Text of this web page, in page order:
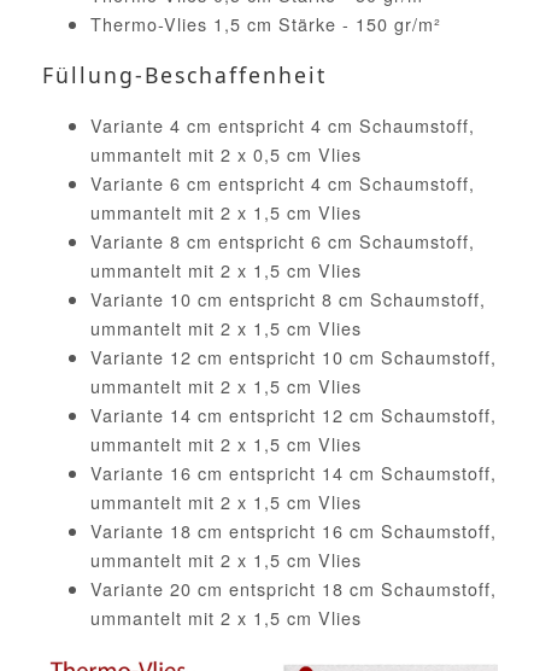
Thermo-Vlies 1,5 cm Stärke - 150 gr/m²
Füllung-Beschaffenheit
Variante 4 cm entspricht 4 cm Schaumstoff,
ummantelt mit 2 x 0,5 cm Vlies
Variante 6 cm entspricht 4 cm Schaumstoff,
ummantelt mit 2 x 1,5 cm Vlies
Variante 8 cm entspricht 6 cm Schaumstoff,
ummantelt mit 2 x 1,5 cm Vlies
Variante 10 cm entspricht 8 cm Schaumstoff,
ummantelt mit 2 x 1,5 cm Vlies
Variante 12 cm entspricht 10 cm Schaumstoff,
ummantelt mit 2 x 1,5 cm Vlies
Variante 14 cm entspricht 12 cm Schaumstoff,
ummantelt mit 2 x 1,5 cm Vlies
Variante 16 cm entspricht 14 cm Schaumstoff,
ummantelt mit 2 x 1,5 cm Vlies
Variante 18 cm entspricht 16 cm Schaumstoff,
ummantelt mit 2 x 1,5 cm Vlies
Variante 20 cm entspricht 18 cm Schaumstoff,
ummantelt mit 2 x 1,5 cm Vlies